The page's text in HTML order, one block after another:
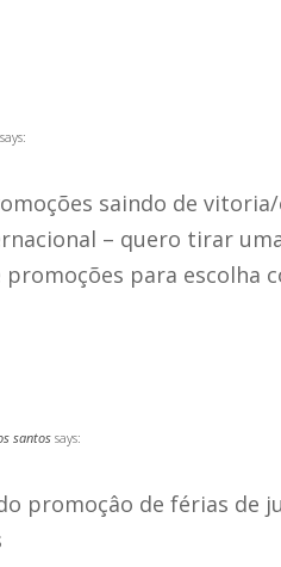
says:
saindo de vitoria/
– quero tirar
promoções para escolha
santos says:
promoçâo de férias de